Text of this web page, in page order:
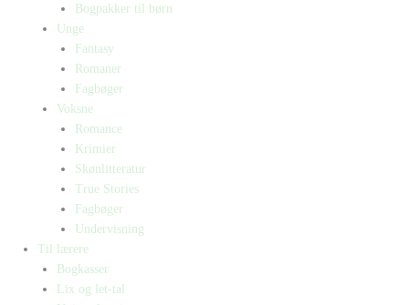
Bogpakker til børn
Unge
Fantasy
Romaner
Fagbøger
Voksne
Romance
Krimier
Skønlitteratur
True Stories
Fagbøger
Undervisning
Til lærere
Bogkasser
Lix og let-tal